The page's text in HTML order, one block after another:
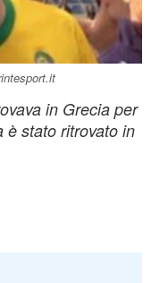
in Grecia per
è stato ritrovato in